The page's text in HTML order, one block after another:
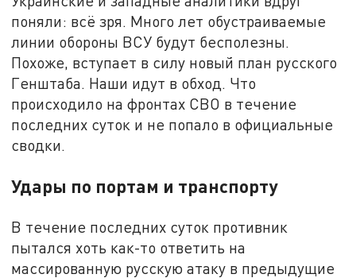
поняли: всё зря. Много лет обустраиваемые
линии обороны ВСУ будут бесполезны.
Похоже, вступает в силу новый план русского
Генштаба. Наши идут в обход. Что
происходило на фронтах СВО в течение
последних суток и не попало в официальные
сводки.
Удары по портам и транспорту
В течение последних суток противник
пытался хоть как-то ответить на
массированную русскую атаку в предыдущие